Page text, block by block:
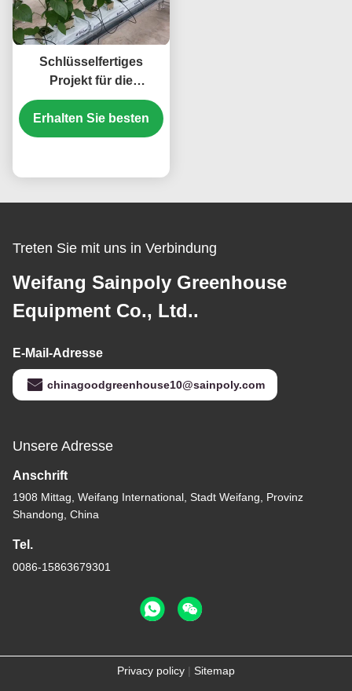
Schlüsselfertiges
Projekt für die
Wasserdichtung von
kommerziellen
Hydroponischen
Erhalten Sie besten
Treten Sie mit uns in Verbindung
Weifang Sainpoly Greenhouse
Equipment Co., Ltd..
E-Mail-Adresse
chinagoodgreenhouse10@sainpoly.com
Unsere Adresse
Anschrift
1908 Mittag, Weifang International, Stadt Weifang, Provinz
Shandong, China
Tel.
0086-15863679301
Privacy policy | Sitemap